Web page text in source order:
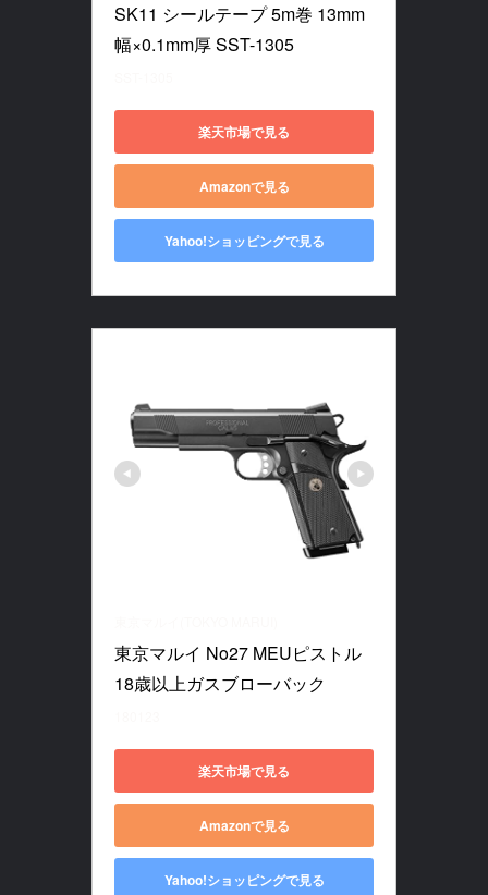
SK11 シールテープ 5m巻 13mm
幅×0.1mm厚 SST-1305
楽天市場で見る
Amazonで見る
Yahoo!ショッピングで見る
東京マルイ No27 MEUピストル
18歳以上ガスブローバック
楽天市場で見る
Amazonで見る
Yahoo!ショッピングで見る